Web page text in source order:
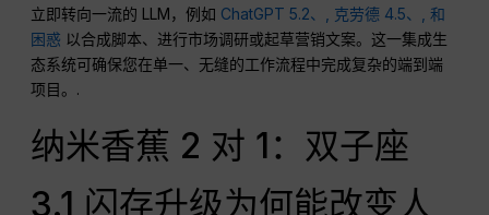
立即转向一流的 LLM，例如 ChatGPT 5.2、, 克劳德 4.5、,和
困惑 以合成脚本、进行市场调研或起草营销文案。这一集成生
态系统可确保您在单一、无缝的工作流程中完成复杂的端到端
项目。.
纳米香蕉 2 对 1：双子座
3.1 闪存升级为何能改变人